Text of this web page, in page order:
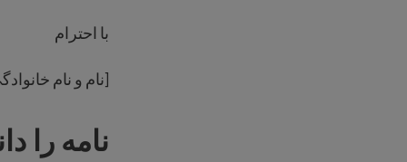
با احترام
[نام و نام
نامه را